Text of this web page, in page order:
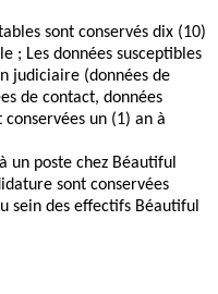
sont conservés dix (10)
; Les données susceptibles
judiciaire (données de
de contact, données
un (1) an à
un poste chez Béautiful
sont conservées
sein des effectifs Béautiful